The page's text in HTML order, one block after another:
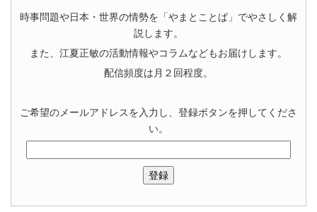
時事問題や日本・世界の情勢を「やまとことば」でやさしく解
説します。
また、江夏正敏の活動情報やコラムなどもお届けします。
配信頻度は月２回程度。
ご希望のメールアドレスを入力し、登録ボタンを押してくださ
い。